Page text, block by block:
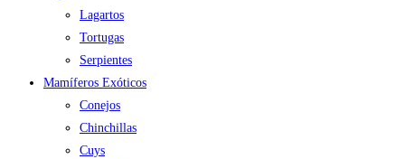
Lagartos
Tortugas
Serpientes
Mamíferos Exóticos
Conejos
Chinchillas
Cuys